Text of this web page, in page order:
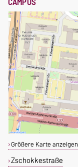
Größere Karte anzeigen
Zschokkestraße